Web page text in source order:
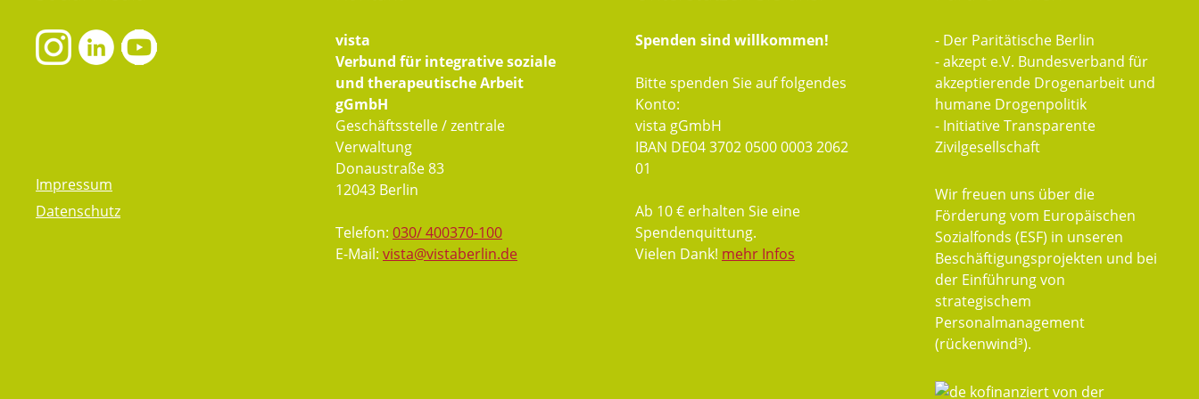
Impressum
Datenschutz
vista
Verbund für integrative soziale
und therapeutische Arbeit
gGmbH
Geschäftsstelle / zentrale
Verwaltung
Donaustraße 83
12043 Berlin
Telefon: 030/ 400370-100
E-Mail: vista@vistaberlin.de
Spenden sind willkommen!
Bitte spenden Sie auf folgendes
Konto:
vista gGmbH
IBAN DE04 3702 0500 0003 2062
01
Ab 10 € erhalten Sie eine
Spendenquittung.
Vielen Dank! mehr Infos
- Der Paritätische Berlin
- akzept e.V. Bundesverband für
akzeptierende Drogenarbeit und
humane Drogenpolitik
- Initiative Transparente
Zivilgesellschaft
Wir freuen uns über die
Förderung vom Europäischen
Sozialfonds (ESF) in unseren
Beschäftigungsprojekten und bei
der Einführung von
strategischem
Personalmanagement
(rückenwind³).